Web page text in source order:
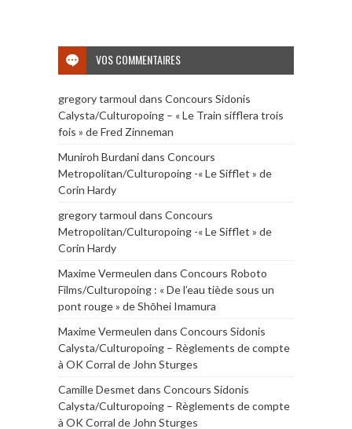
VOS COMMENTAIRES
gregory tarmoul dans Concours Sidonis
Calysta/Culturopoing – « Le Train sifflera trois
fois » de Fred Zinneman
Muniroh Burdanidans Concours
Metropolitan/Culturopoing -« Le Sifflet » de
Corin Hardy
gregory tarmoul dans Concours
Metropolitan/Culturopoing -« Le Sifflet » de
Corin Hardy
Maxime Vermeulen dans Concours Roboto
Films/Culturopoing : « De l’eau tiède sous un
pont rouge » de Shōhei Imamura
Maxime Vermeulen dans Concours Sidonis
Calysta/Culturopoing – Règlements de compte
à OK Corral de John Sturges
Camille Desmet dans Concours Sidonis
Calysta/Culturopoing – Règlements de compte
à OK Corral de John Sturges